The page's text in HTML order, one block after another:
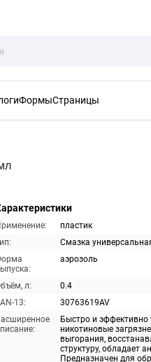
ФормыСтраницы
пластик
Смазка
аэрозоль
л:
0.4
13:
30763619AV
Быстро и эффективно
никотиновые
выгорания,
структуру, обладает
Предназначен для